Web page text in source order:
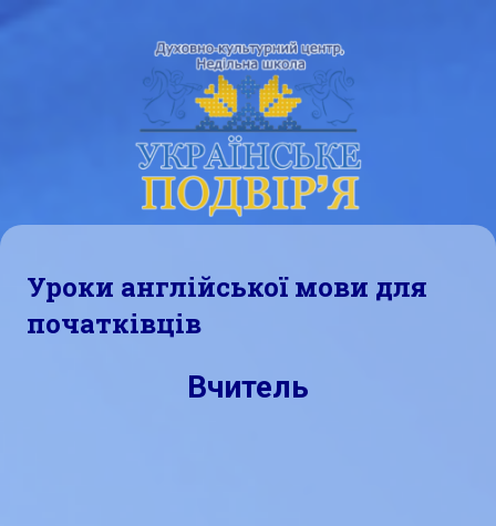
Недільна
Уроки англійської мови для
початківців
Вчитель